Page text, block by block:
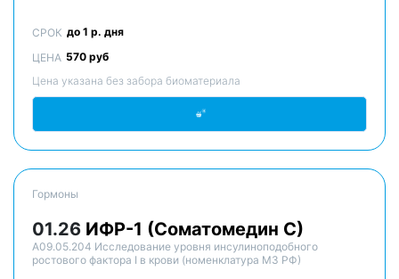
СРОК до 1 р. дня
ЦЕНА 570 руб
Цена указана без забора биоматериала
Гормоны
01.26 ИФР-1 (Соматомедин С)
A09.05.204 Исследование уровня инсулиноподобного
ростового фактора I в крови (номенклатура МЗ РФ)